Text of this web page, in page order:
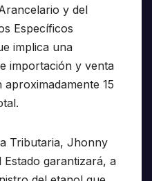
y del
Específicos
implica una
importación y venta
15
Tributaria, Jhonny
garantizará, a